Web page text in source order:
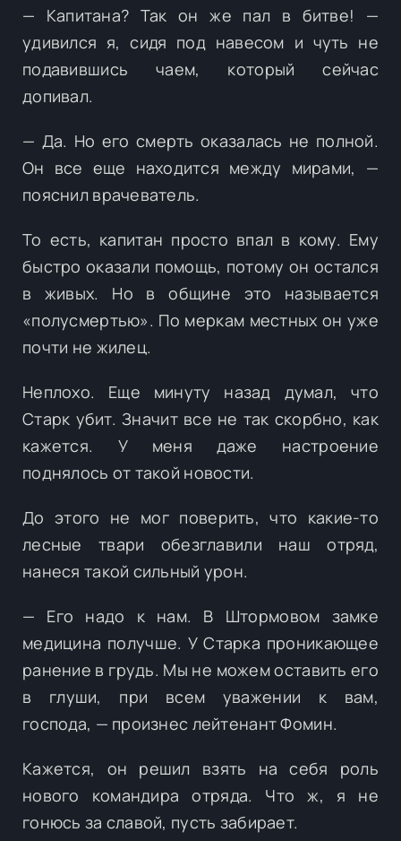
— Капитана? Так он же пал в битве! —
удивился я, сидя под навесом и чуть не
подавившись чаем, который сейчас
допивал.
— Да. Но его смерть оказалась не полной.
Он все еще находится между мирами, —
пояснил врачеватель.
То есть, капитан просто впал в кому. Ему
быстро оказали помощь, потому он остался
в живых. Но в общине это называется
«полусмертью». По меркам местных он уже
почти не жилец.
Неплохо. Еще минуту назад думал, что
Старк убит. Значит все не так скорбно, как
кажется. У меня даже настроение
поднялось от такой новости.
До этого не мог поверить, что какие-то
лесные твари обезглавили наш отряд,
нанеся такой сильный урон.
— Его надо к нам. В Штормовом замке
медицина получше. У Старка проникающее
ранение в грудь. Мы не можем оставить его
в глуши, при всем уважении к вам,
господа, — произнес лейтенант Фомин.
Кажется, он решил взять на себя роль
нового командира отряда. Что ж, я не
гонюсь за славой, пусть забирает.